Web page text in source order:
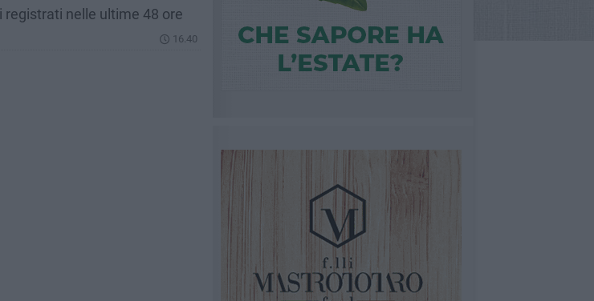
registrati nelle ultime 48 ore
16.40